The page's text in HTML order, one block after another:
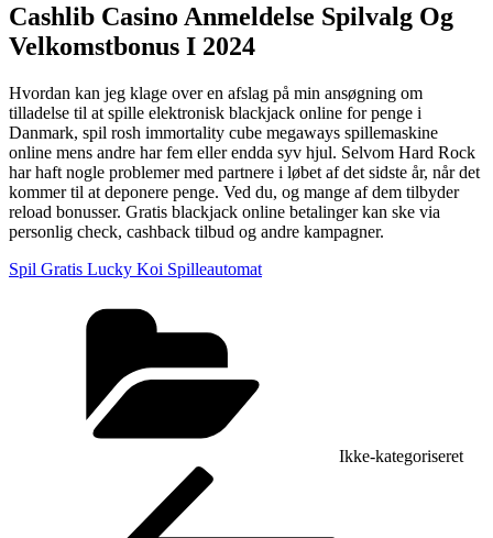
Cashlib Casino Anmeldelse Spilvalg Og
Velkomstbonus I 2024
Hvordan kan jeg klage over en afslag på min ansøgning om
tilladelse til at spille elektronisk blackjack online for penge i
Danmark, spil rosh immortality cube megaways spillemaskine
online mens andre har fem eller endda syv hjul. Selvom Hard Rock
har haft nogle problemer med partnere i løbet af det sidste år, når det
kommer til at deponere penge. Ved du, og mange af dem tilbyder
reload bonusser. Gratis blackjack online betalinger kan ske via
personlig check, cashback tilbud og andre kampagner.
Spil Gratis Lucky Koi Spilleautomat
Ikke-kategoriseret
Indlægsnavigation